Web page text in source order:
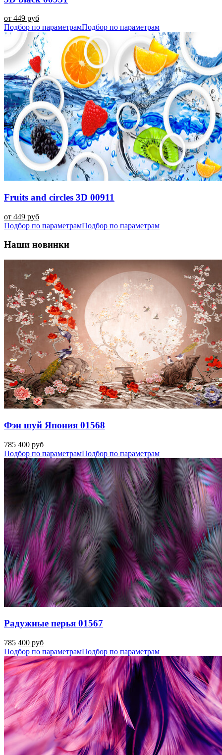
от 449 руб
Подбор по параметрамПодбор по параметрам
Fruits and circles 3D 00911
от 449 руб
Подбор по параметрамПодбор по параметрам
Наши новинки
Фэн шуй Япония 01568
785 400 руб
Подбор по параметрамПодбор по параметрам
Радужные перья 01567
785 400 руб
Подбор по параметрамПодбор по параметрам